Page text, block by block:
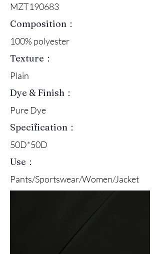
MZT190683
Composition：
100% polyester
Texture：
Plain
Dye & Finish：
Pure Dye
Specification：
50D*50D
Use：
Pants/Sportswear/Women/Jacket